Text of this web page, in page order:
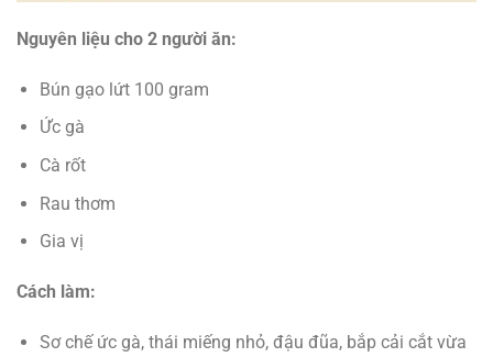
Nguyên liệu cho 2 người ăn:
Bún gạo lứt 100 gram
Ức gà
Cà rốt
Rau thơm
Gia vị
Cách làm:
Sơ chế ức gà, thái miếng nhỏ, đậu đũa, bắp cải cắt vừa